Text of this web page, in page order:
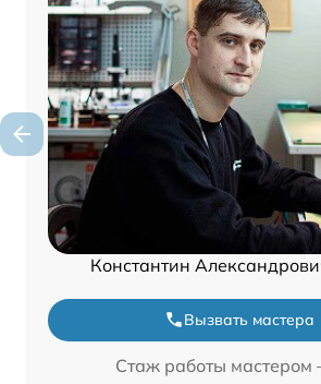
Константин
Вызвать мастера
Стаж работы мастером